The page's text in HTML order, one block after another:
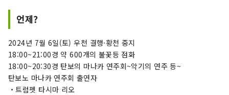
언제?
2024년 7월 6일(토) 우천 결행·황천 중지
18:00~21:00경 약 600개의 불꽃등 점화
18:00~20:30경 탄보의 마나카 연주회~악기의 연주 등~
탄보노 마나카 연주회 출연자
・트럼펫 타시마 리오